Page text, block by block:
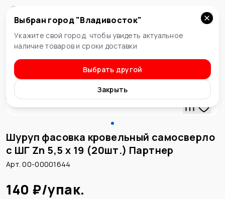
Владивосток
Выбран город "Владивосток"
Укажите свой город, чтобы увидеть актуальное
наличие товаров и сроки доставки
Выбрать другой
Закрыть
Шурупы и саморезы
Шуруп фасовка кровельный самосверло
с ШГ Zn 5,5 х 19 (20шт.) Партнер
Арт. 00-00001644
140 ₽/упак.